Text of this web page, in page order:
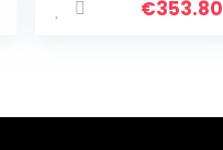
minioven
antiaanbaklaag
€353.80